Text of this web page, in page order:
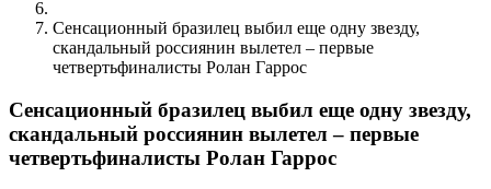
Сенсационный бразилец выбил еще одну звезду,
скандальный россиянин вылетел – первые
четвертьфиналисты Ролан Гаррос
Сенсационный бразилец выбил еще одну звезду,
скандальный россиянин вылетел – первые
четвертьфиналисты Ролан Гаррос